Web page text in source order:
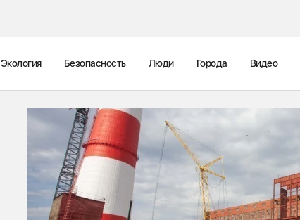
Экология Безопасность Люди Города Видео